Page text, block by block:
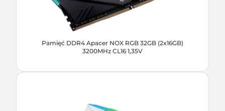
Pamięć DDR4 Apacer NOX RGB 32GB (2x16GB)
3200MHz CL16 1,35V